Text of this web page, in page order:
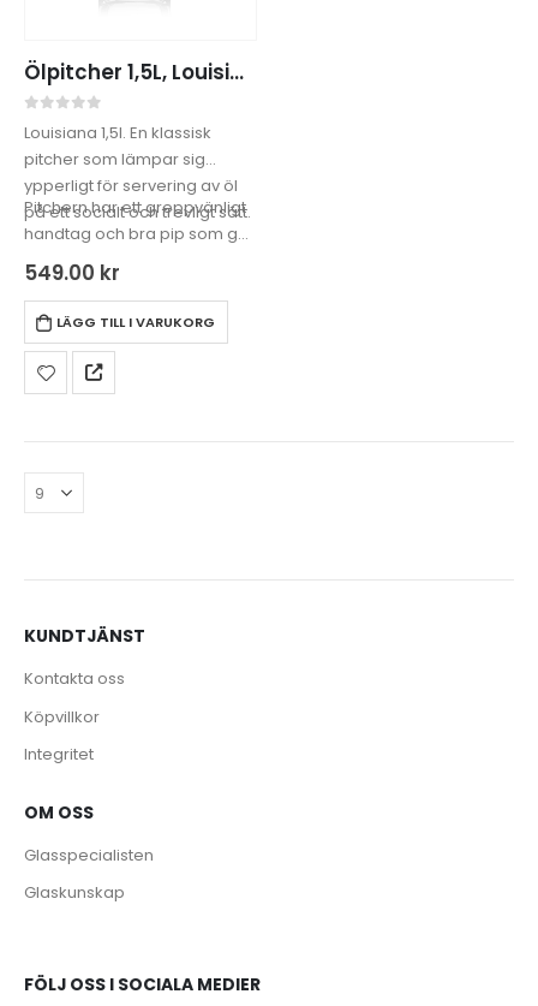
Ölpitcher 1,5L, Louisiana 1-pack
Louisiana 1,5l. En klassisk
pitcher som lämpar sig
ypperligt för servering av öl
på ett socialt och trevligt sätt.
Pitchern har ett greppvänligt
handtag och bra pip som gör
det enkelt…
549.00 kr
LÄGG TILL I VARUKORG
KUNDTJÄNST
Kontakta oss
Köpvillkor
Integritet
OM OSS
Glasspecialisten
Glaskunskap
FÖLJ OSS I SOCIALA MEDIER